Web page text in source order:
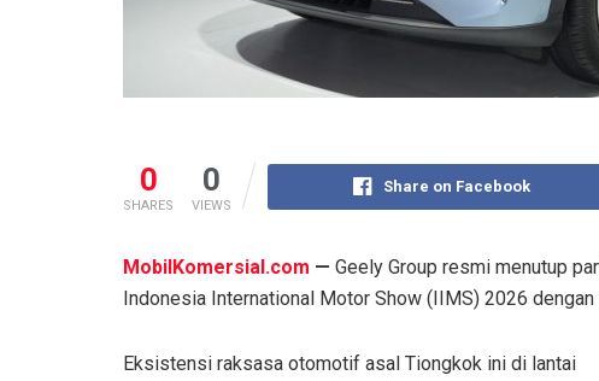
0
SHARES
0
VIEWS
Share on Facebook
MobilKomersial.com — Geely Group resmi menutup
Indonesia International Motor Show (IIMS) 2026
Eksistensi raksasa otomotif asal Tiongkok ini di lantai